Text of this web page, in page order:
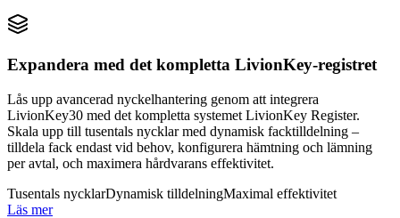
Expandera med det kompletta LivionKey-registret
Lås upp avancerad nyckelhantering genom att integrera
LivionKey30 med det kompletta systemet LivionKey Register.
Skala upp till tusentals nycklar med dynamisk facktilldelning –
tilldela fack endast vid behov, konfigurera hämtning och lämning
per avtal, och maximera hårdvarans effektivitet.
Tusentals nycklarDynamisk tilldelningMaximal effektivitet
Läs mer